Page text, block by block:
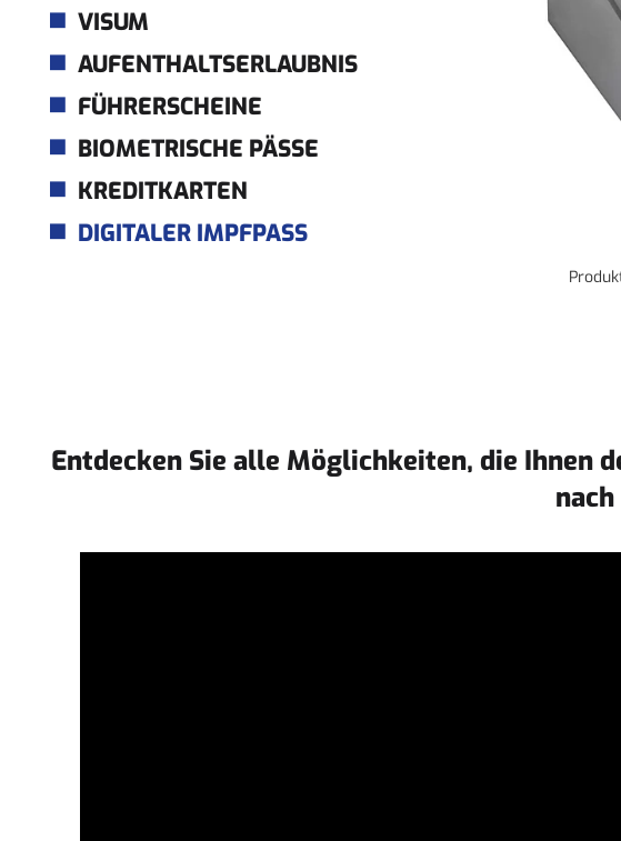
VISUM
AUFENTHALTSERLAUBNIS
FÜHRERSCHEINE
BIOMETRISCHE PÄSSE
KREDITKARTEN
DIGITALER IMPFPASS
Entdecken Sie alle Möglichkeiten, die Ihnen